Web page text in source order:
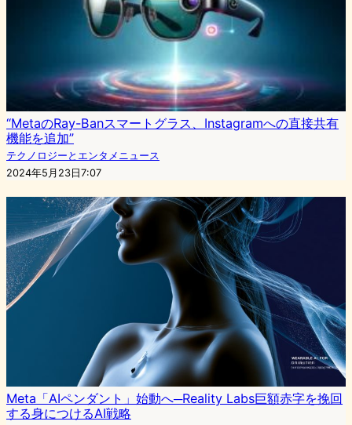
“MetaのRay-Banスマートグラス、Instagramへの直接共有
機能を追加”
テクノロジーとエンタメニュース
2024年5月23日7:07
Meta「AIペンダント」始動へ─Reality Labs巨額赤字を挽回
する身につけるAI戦略